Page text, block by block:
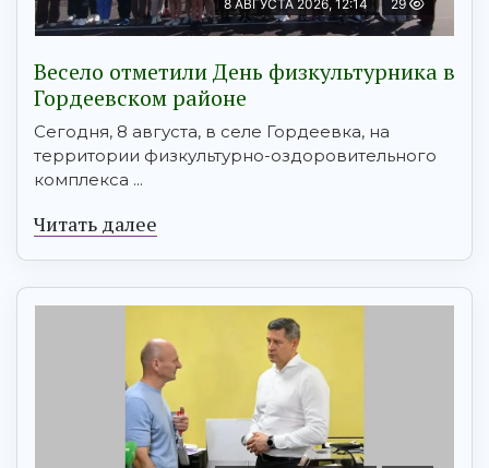
8 АВГУСТА 2026, 12:14 29
Весело отметили День физкультурника в
Гордеевском районе
Сегодня, 8 августа, в селе Гордеевка, на
территории физкультурно-оздоровительного
комплекса ...
Читать далее